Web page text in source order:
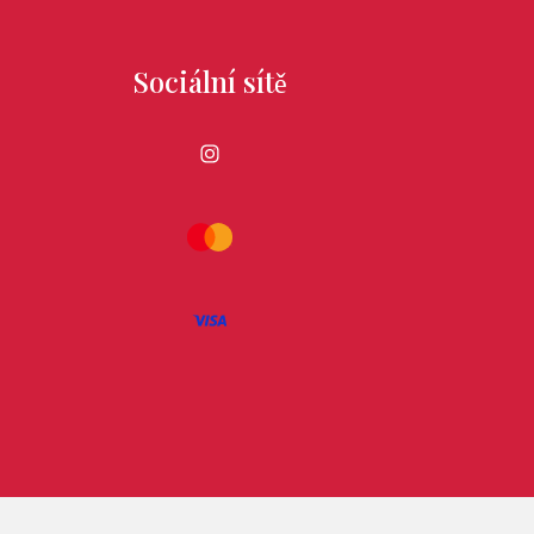
Sociální sítě